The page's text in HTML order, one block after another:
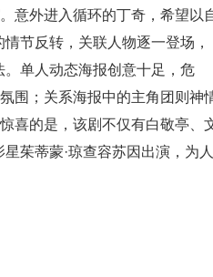
意外进入循环的丁奇，希望以
节反转，关联人物逐一登场，
单人动态海报创意十足，危
围；关系海报中的主角团则神
喜的是，该剧不仅有白敬亭、
茱蒂蒙·琼查容苏因出演，为人